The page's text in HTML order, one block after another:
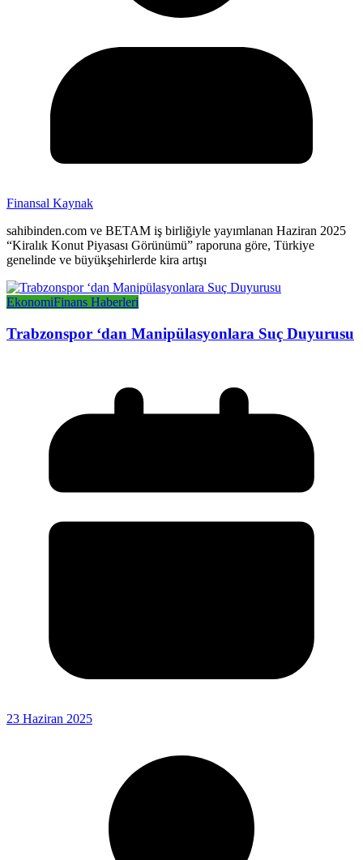
Finansal Kaynak
sahibinden.com ve BETAM iş birliğiyle yayımlanan Haziran 2025
“Kiralık Konut Piyasası Görünümü” raporuna göre, Türkiye
genelinde ve büyükşehirlerde kira artışı
EkonomiFinans Haberleri
Trabzonspor ‘dan Manipülasyonlara Suç Duyurusu
23 Haziran 2025